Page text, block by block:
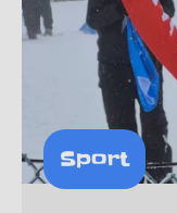
Sport